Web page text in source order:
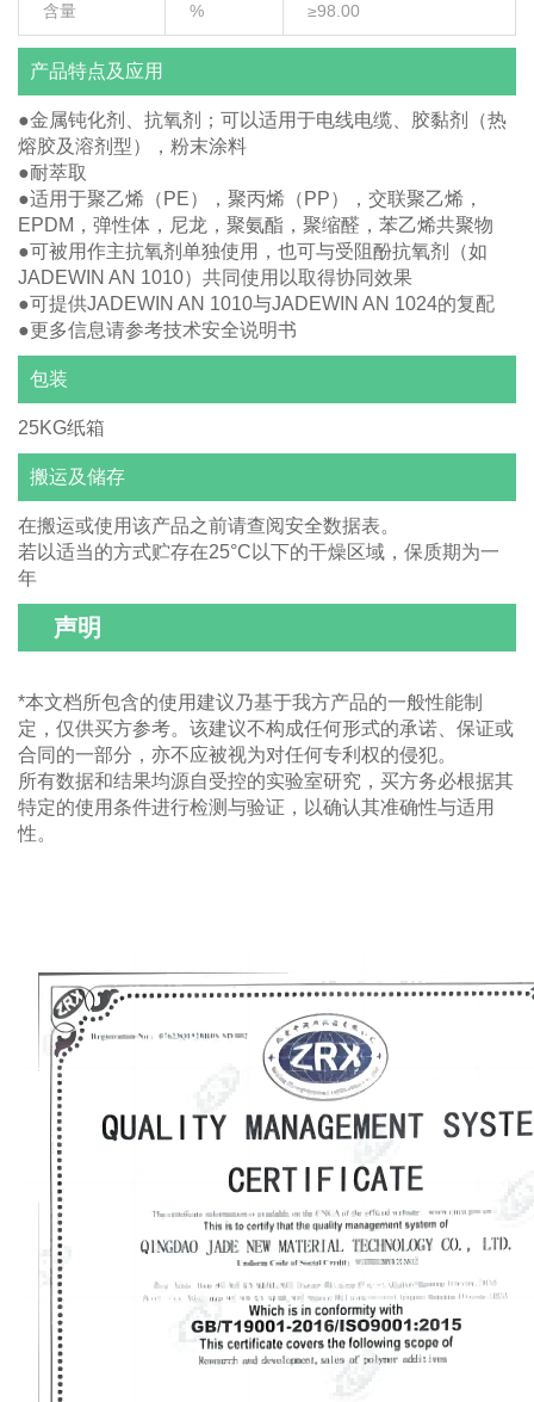
含量 % ≥98.00
产品特点及应用
●金属钝化剂、抗氧剂；可以适用于电线电缆、胶黏剂（热
熔胶及溶剂型），粉末涂料
●耐萃取
●适用于聚乙烯（PE），聚丙烯（PP），交联聚乙烯，
EPDM，弹性体，尼龙，聚氨酯，聚缩醛，苯乙烯共聚物
●可被用作主抗氧剂单独使用，也可与受阻酚抗氧剂（如
JADEWIN AN 1010）共同使用以取得协同效果
●可提供JADEWIN AN 1010与JADEWIN AN 1024的复配
●更多信息请参考技术安全说明书
包装
25KG纸箱
搬运及储存
在搬运或使用该产品之前请查阅安全数据表。
若以适当的方式贮存在25°C以下的干燥区域，保质期为一
年
声明
*本文档所包含的使用建议乃基于我方产品的一般性能制
定，仅供买方参考。该建议不构成任何形式的承诺、保证或
合同的一部分，亦不应被视为对任何专利权的侵犯。
所有数据和结果均源自受控的实验室研究，买方务必根据其
特定的使用条件进行检测与验证，以确认其准确性与适用
性。